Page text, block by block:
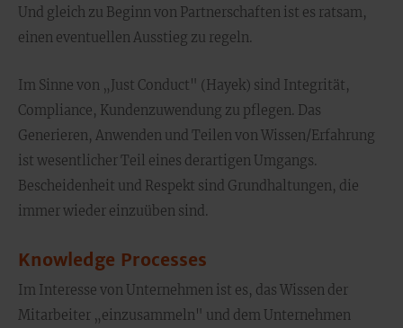
Und gleich zu Beginn von Partnerschaften ist es ratsam,
einen eventuellen Ausstieg zu regeln.
Im Sinne von „Just Conduct" (Hayek) sind Integrität,
Compliance, Kundenzuwendung zu pflegen. Das
Generieren, Anwenden und Teilen von Wissen/Erfahrung
ist wesentlicher Teil eines derartigen Umgangs.
Bescheidenheit und Respekt sind Grundhaltungen, die
immer wieder einzuüben sind.
Knowledge Processes
Im Interesse von Unternehmen ist es, das Wissen der
Mitarbeiter „einzusammeln" und dem Unternehmen